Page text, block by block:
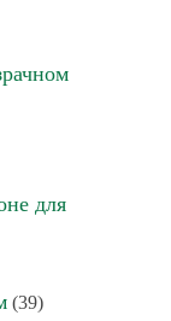
для
(39)